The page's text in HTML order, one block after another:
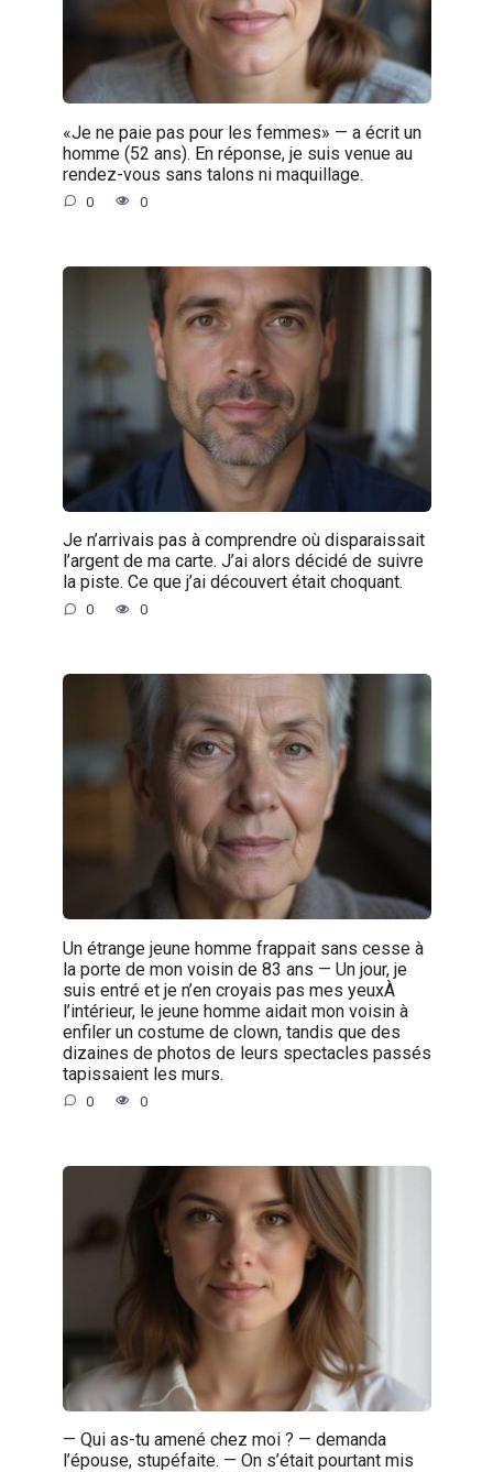
«Je ne paie pas pour les femmes» — a écrit un
homme (52 ans). En réponse, je suis venue au
rendez-vous sans talons ni maquillage.
0 0
Je n’arrivais pas à comprendre où disparaissait
l’argent de ma carte. J’ai alors décidé de suivre
la piste. Ce que j’ai découvert était choquant.
0 0
Un étrange jeune homme frappait sans cesse à
la porte de mon voisin de 83 ans — Un jour, je
suis entré et je n’en croyais pas mes yeuxÀ
l’intérieur, le jeune homme aidait mon voisin à
enfiler un costume de clown, tandis que des
dizaines de photos de leurs spectacles passés
tapissaient les murs.
0 0
— Qui as-tu amené chez moi ? — demanda
l’épouse, stupéfaite. — On s’était pourtant mis